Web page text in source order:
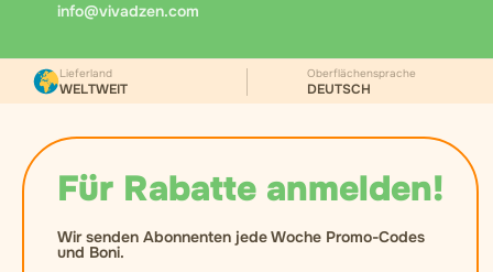
info@vivadzen.com
Für Rabatte anmelden!
Wir senden Abonnenten jede Woche Promo-Codes
und Boni.
Lieferland
WELTWEIT
Oberflächensprache
DEUTSCH